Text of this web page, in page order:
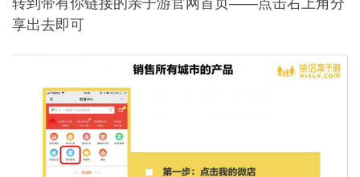
转到带有你链接的亲子游官网首页——点击右上角分
享出去即可